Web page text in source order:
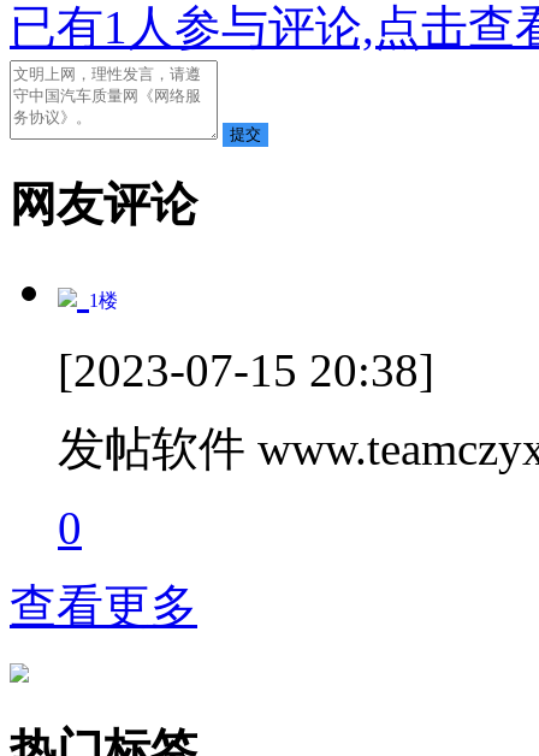
已有1 人参与评论,点击查
网友评论
1楼
[2023-07-15 20:38]
发帖软件
0
查看更多